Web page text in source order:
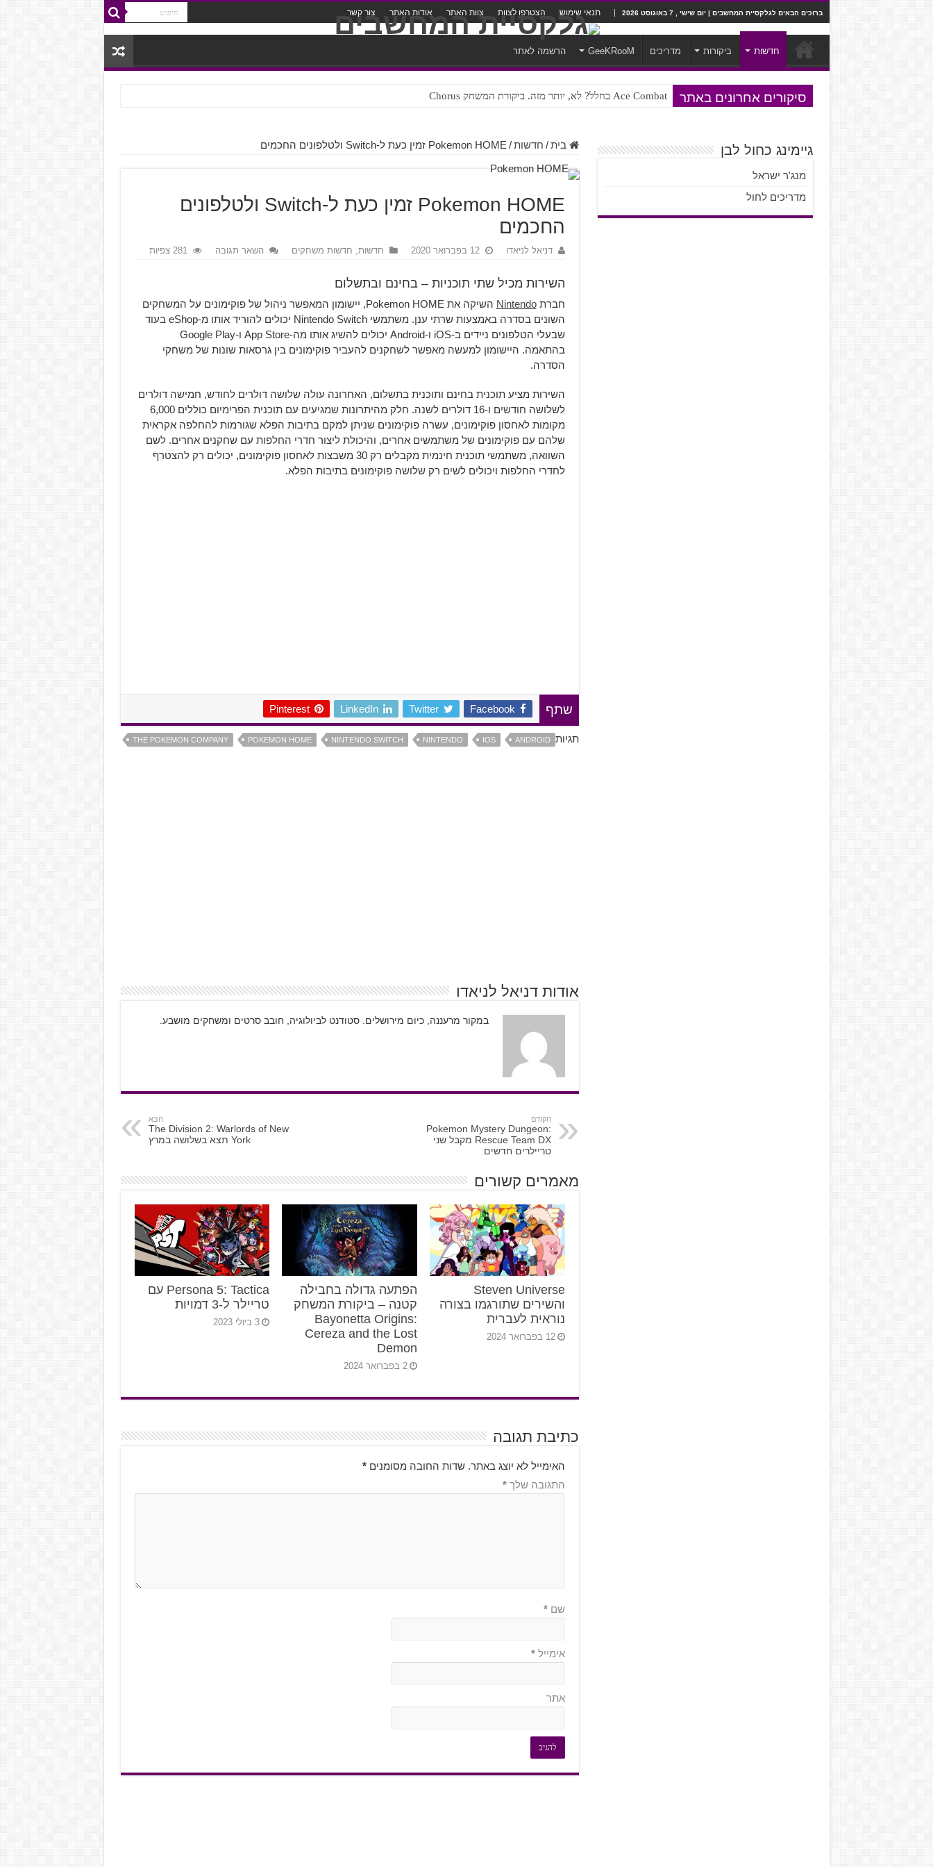
ברוכים הבאים לגלקסיית המחשבים | יום שישי , 7 באוגוסט 2026 תנאי שימוש הצטרפו לצוות צוות האתר אודות האתר צור קשר
חדשות ביקורות מדריכים GeeKRooM הרשמה לאתר
סיקורים אחרונים באתר Ace Combat בחלל? לא, יותר מזה. ביקורת המשחק Chorus
Steven Universe והשירים שתורגמו בצורה נוראית לעברית
בית / חדשות / Pokemon HOME זמין כעת ל-Switch ולטלפונים החכמים
Pokemon HOME זמין כעת ל-Switch ולטלפונים
החכמים
דניאל לניאדו 12 בפברואר 2020 חדשות, חדשות משחקים השאר תגובה 281 צפיות
השירות מכיל שתי תוכניות – בחינם ובתשלום
חברתNintendo
השיקה את Pokemon HOME, יישומון המאפשר ניהול של פוקימונים על המשחקים
השונים בסדרה באמצעות שרתי ענן. משתמשי Nintendo Switch יכולים להוריד אותו מ-eShop בעוד
שבעלי הטלפונים ניידים ב-iOS ו-Android יכולים להשיג אותו מה-App Store ו-Google Play
בהתאמה. היישומון למעשה מאפשר לשחקנים להעביר פוקימונים בין גרסאות שונות של משחקי
הסדרה.
השירות מציע תוכנית בחינם ותוכנית בתשלום, האחרונה עולה שלושה דולרים לחודש, חמישה דולרים
לשלושה חודשים ו-16 דולרים לשנה. חלק מהיתרונות שמגיעים עם תוכנית הפרימיום כוללים 6,000
מקומות לאחסון פוקימונים, עשרה פוקימונים שניתן למקם בתיבות הפלא שגורמות להחלפה אקראית
שלהם עם פוקימונים של משתמשים אחרים, והיכולת ליצור חדרי החלפות עם שחקנים אחרים. לשם
השוואה, משתמשי תוכנית חינמית מקבלים רק 30 משבצות לאחסון פוקימונים, יכולים רק להצטרף
לחדרי החלפות ויכולים לשים רק שלושה פוקימונים בתיבות הפלא.
שתף Facebook
Twitter
LinkedIn
Pinterest
תגיות ANDROID
IOS
NINTENDO
NINTENDO SWITCH
POKEMON HOME
THE POKEMON COMPANY
אודות דניאל לניאדו
במקור מרעננה, כיום מירושלים. סטודנט לביולוגיה, חובב סרטים ומשחקים מושבע.
הקודם
Pokemon Mystery Dungeon:
Rescue Team DX מקבל שני
טריילרים חדשים
הבא
The Division 2: Warlords of New
York תצא בשלושה במרץ
מאמרים קשורים
Steven Universe
והשירים שתורגמו בצורה
נוראית לעברית
12 בפברואר 2024
הפתעה גדולה בחבילה
קטנה – ביקורת המשחק
Bayonetta Origins:
Cereza and the Lost
Demon
2 בפברואר 2024
Persona 5: Tactica עם
טריילר ל-3 דמויות
3 ביולי 2023
כתיבת תגובה
האימייל לא יוצג באתר. שדות החובה מסומנים*
התגובה שלך*
שם*
אימייל*
אתר
גיימינג כחול לבן
מנג'ר ישראל
מדריכים לחול